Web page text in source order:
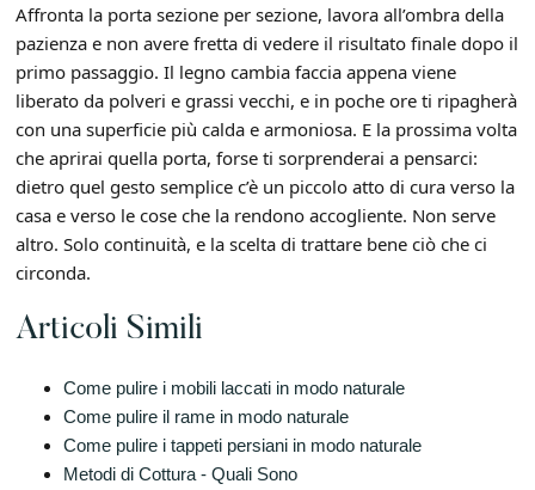
Affronta la porta sezione per sezione, lavora all’ombra della
pazienza e non avere fretta di vedere il risultato finale dopo il
primo passaggio. Il legno cambia faccia appena viene
liberato da polveri e grassi vecchi, e in poche ore ti ripagherà
con una superficie più calda e armoniosa. E la prossima volta
che aprirai quella porta, forse ti sorprenderai a pensarci:
dietro quel gesto semplice c’è un piccolo atto di cura verso la
casa e verso le cose che la rendono accogliente. Non serve
altro. Solo continuità, e la scelta di trattare bene ciò che ci
circonda.
Articoli Simili
Come pulire i mobili laccati in modo naturale
Come pulire il rame in modo naturale​
Come pulire i tappeti persiani in modo naturale​
Metodi di Cottura - Quali Sono